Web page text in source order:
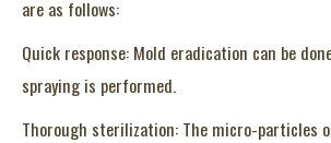
are as follows:
Quick response: Mold eradication can be
spraying is performed.
Thorough sterilization: The micro-particles